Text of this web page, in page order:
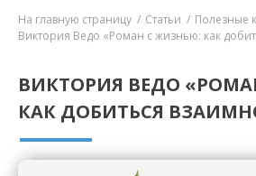
На главную страницу Статьи
Полезные
Виктория Ведо «Роман с жизнью: как
ВИКТОРИЯ ВЕДО
КАК ДОБИТЬСЯ